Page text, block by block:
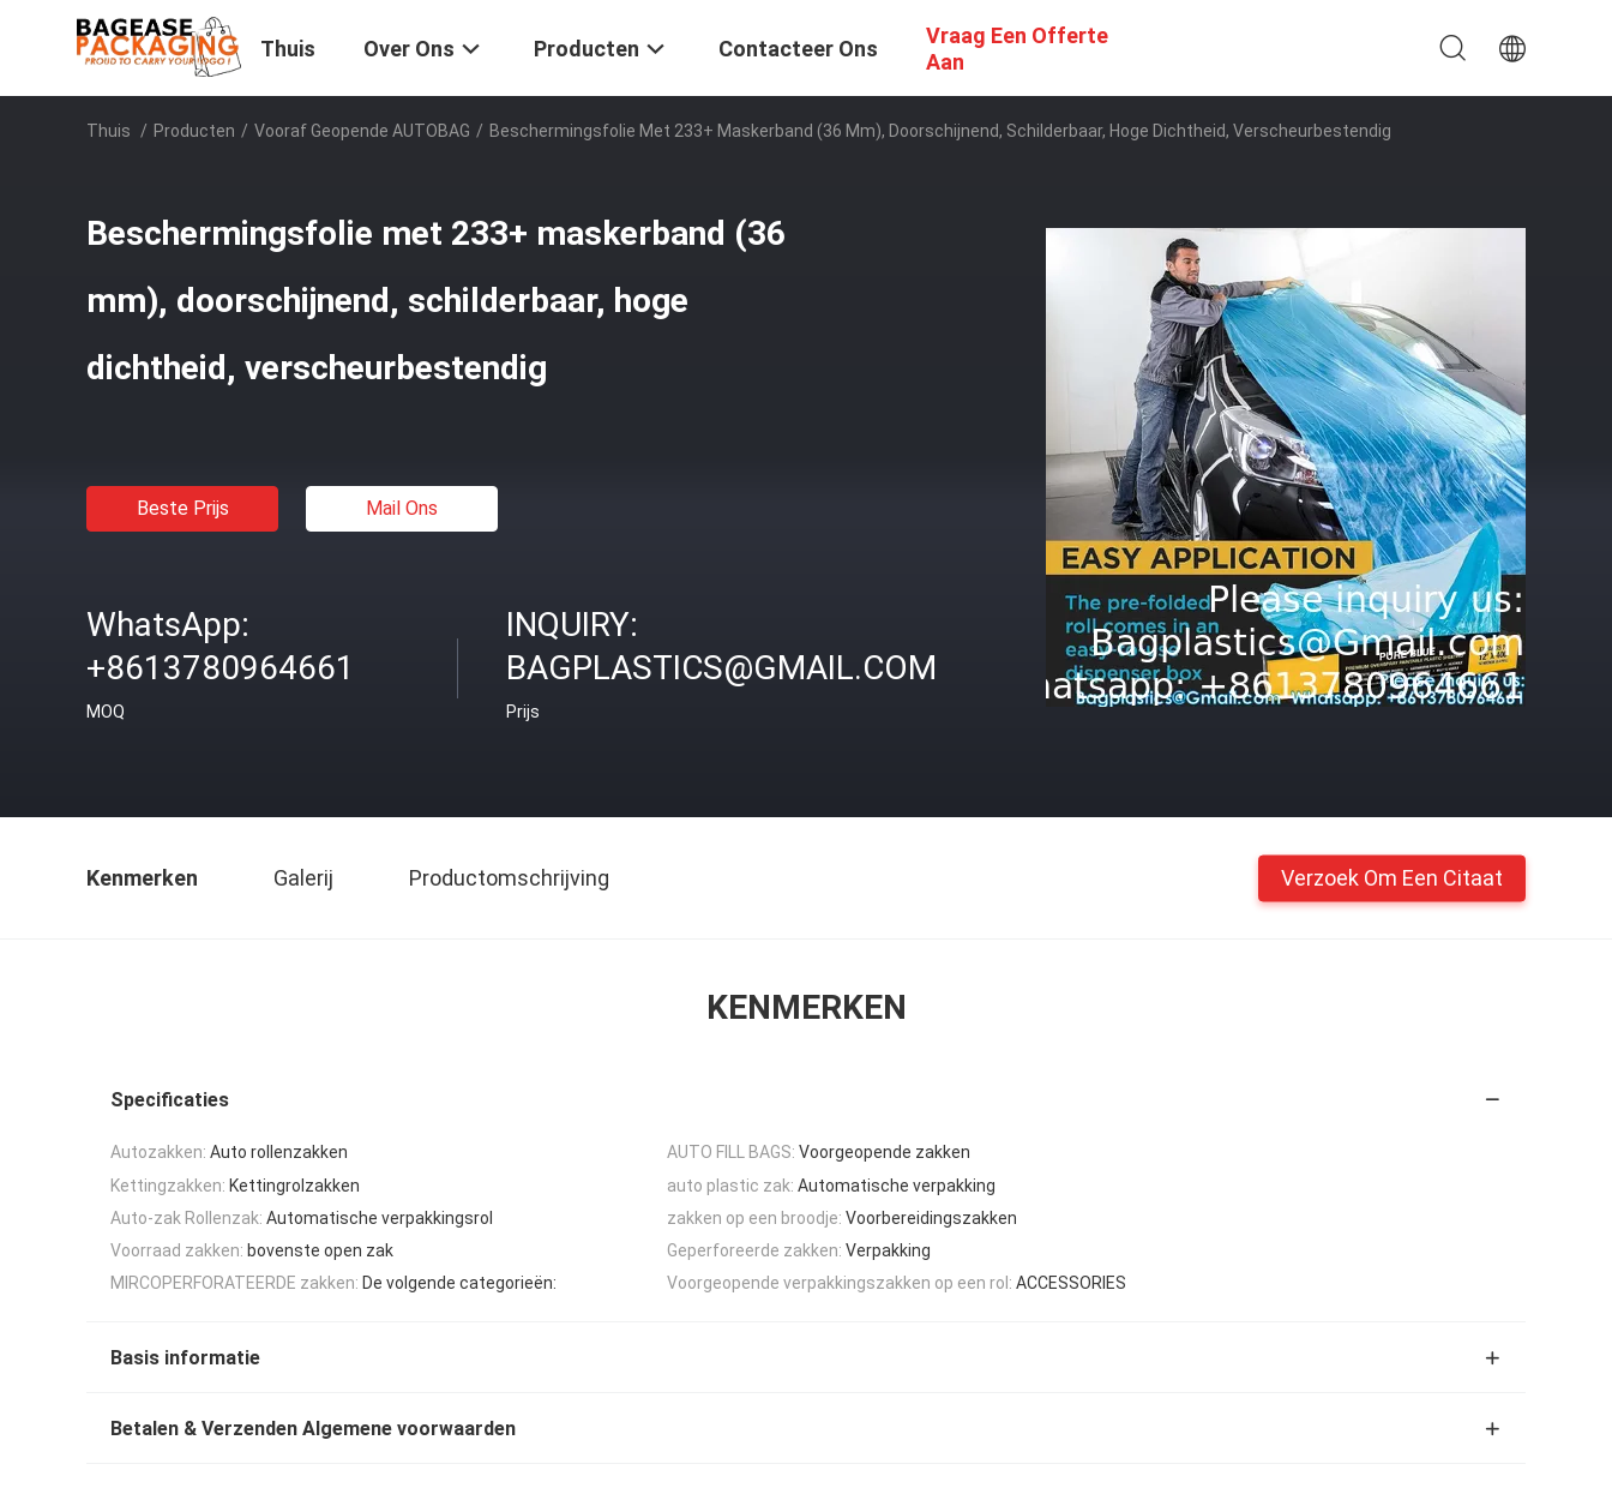
Thuis Over Ons Producten Contacteer Ons
Vraag Een Offerte
Aan
Thuis / Producten / Vooraf Geopende AUTOBAG / Beschermingsfolie Met 233+ Maskerband (36 Mm), Doorschijnend, Schilderbaar, Hoge Dichtheid, Verscheurbestendig
Beschermingsfolie met 233+ maskerband (36
mm), doorschijnend, schilderbaar, hoge
dichtheid, verscheurbestendig
Beste Prijs Mail Ons
WhatsApp:
+8613780964661
MOQ
INQUIRY:
BAGPLASTICS@GMAIL.COM
Prijs
Kenmerken Galerij Productomschrijving Verzoek Om Een Citaat
KENMERKEN
Specificaties
Autozakken: Auto rollenzakken AUTO FILL BAGS: Voorgeopende zakken
Kettingzakken: Kettingrolzakken auto plastic zak: Automatische verpakking
Auto-zak Rollenzak: Automatische verpakkingsrol zakken op een broodje: Voorbereidingszakken
Voorraad zakken: bovenste open zak Geperforeerde zakken: Verpakking
MIRCOPERFORATEERDE zakken: De volgende categorieën: Voorgeopende verpakkingszakken op een rol: ACCESSORIES
Basis informatie
Betalen & Verzenden Algemene voorwaarden